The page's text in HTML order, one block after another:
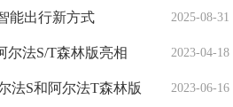
2025-08-31
能出行新方式
2023-04-18
尔法S/T森林版亮相
2023-06-16
法S和阿尔法T森林版